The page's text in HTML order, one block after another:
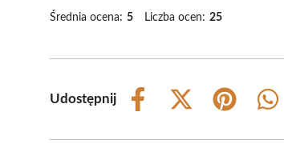
Średnia ocena: 5 Liczba ocen: 25
Udostępnij
Share
Share
(Twitter)
Share